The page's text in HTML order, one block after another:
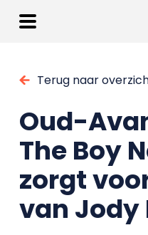
Terug naar
Oud-
The Boy
zorgt
van Jody